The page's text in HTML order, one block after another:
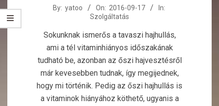
2016-
17
By: yatoo On: 2016-09-17
In:
Szolgáltatás
Sokunknak ismerős a tavaszi hajhullás,
ami a tél vitaminhiányos időszakának
tudható be, azonban az őszi hajvesztésről
már kevesebben tudnak, így megijednek,
hogy mi történik. Pedig az őszi hajhullás is
a vitaminok hiányához köthető, ugyanis a